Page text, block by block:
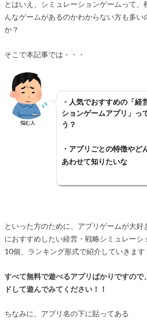
とはいえ、シミュレーションゲームって、
んなゲームがあるのかわからない方も多い
か？
そこで本記事では・・・
悩む人
・人気でおすすめの「経
ションゲームアプリ」っ
う？
・アプリごとの特徴やど
あわせて知りたいな
といった方のために、アプリゲームが大
におすすめしたい経営・戦略シミュレーシ
10個、ランキング形式で紹介していきます
すべて無料で遊べるアプリばかりですので
ドして遊んでみてください！！
ちなみに、アプリ名の下に貼ってある